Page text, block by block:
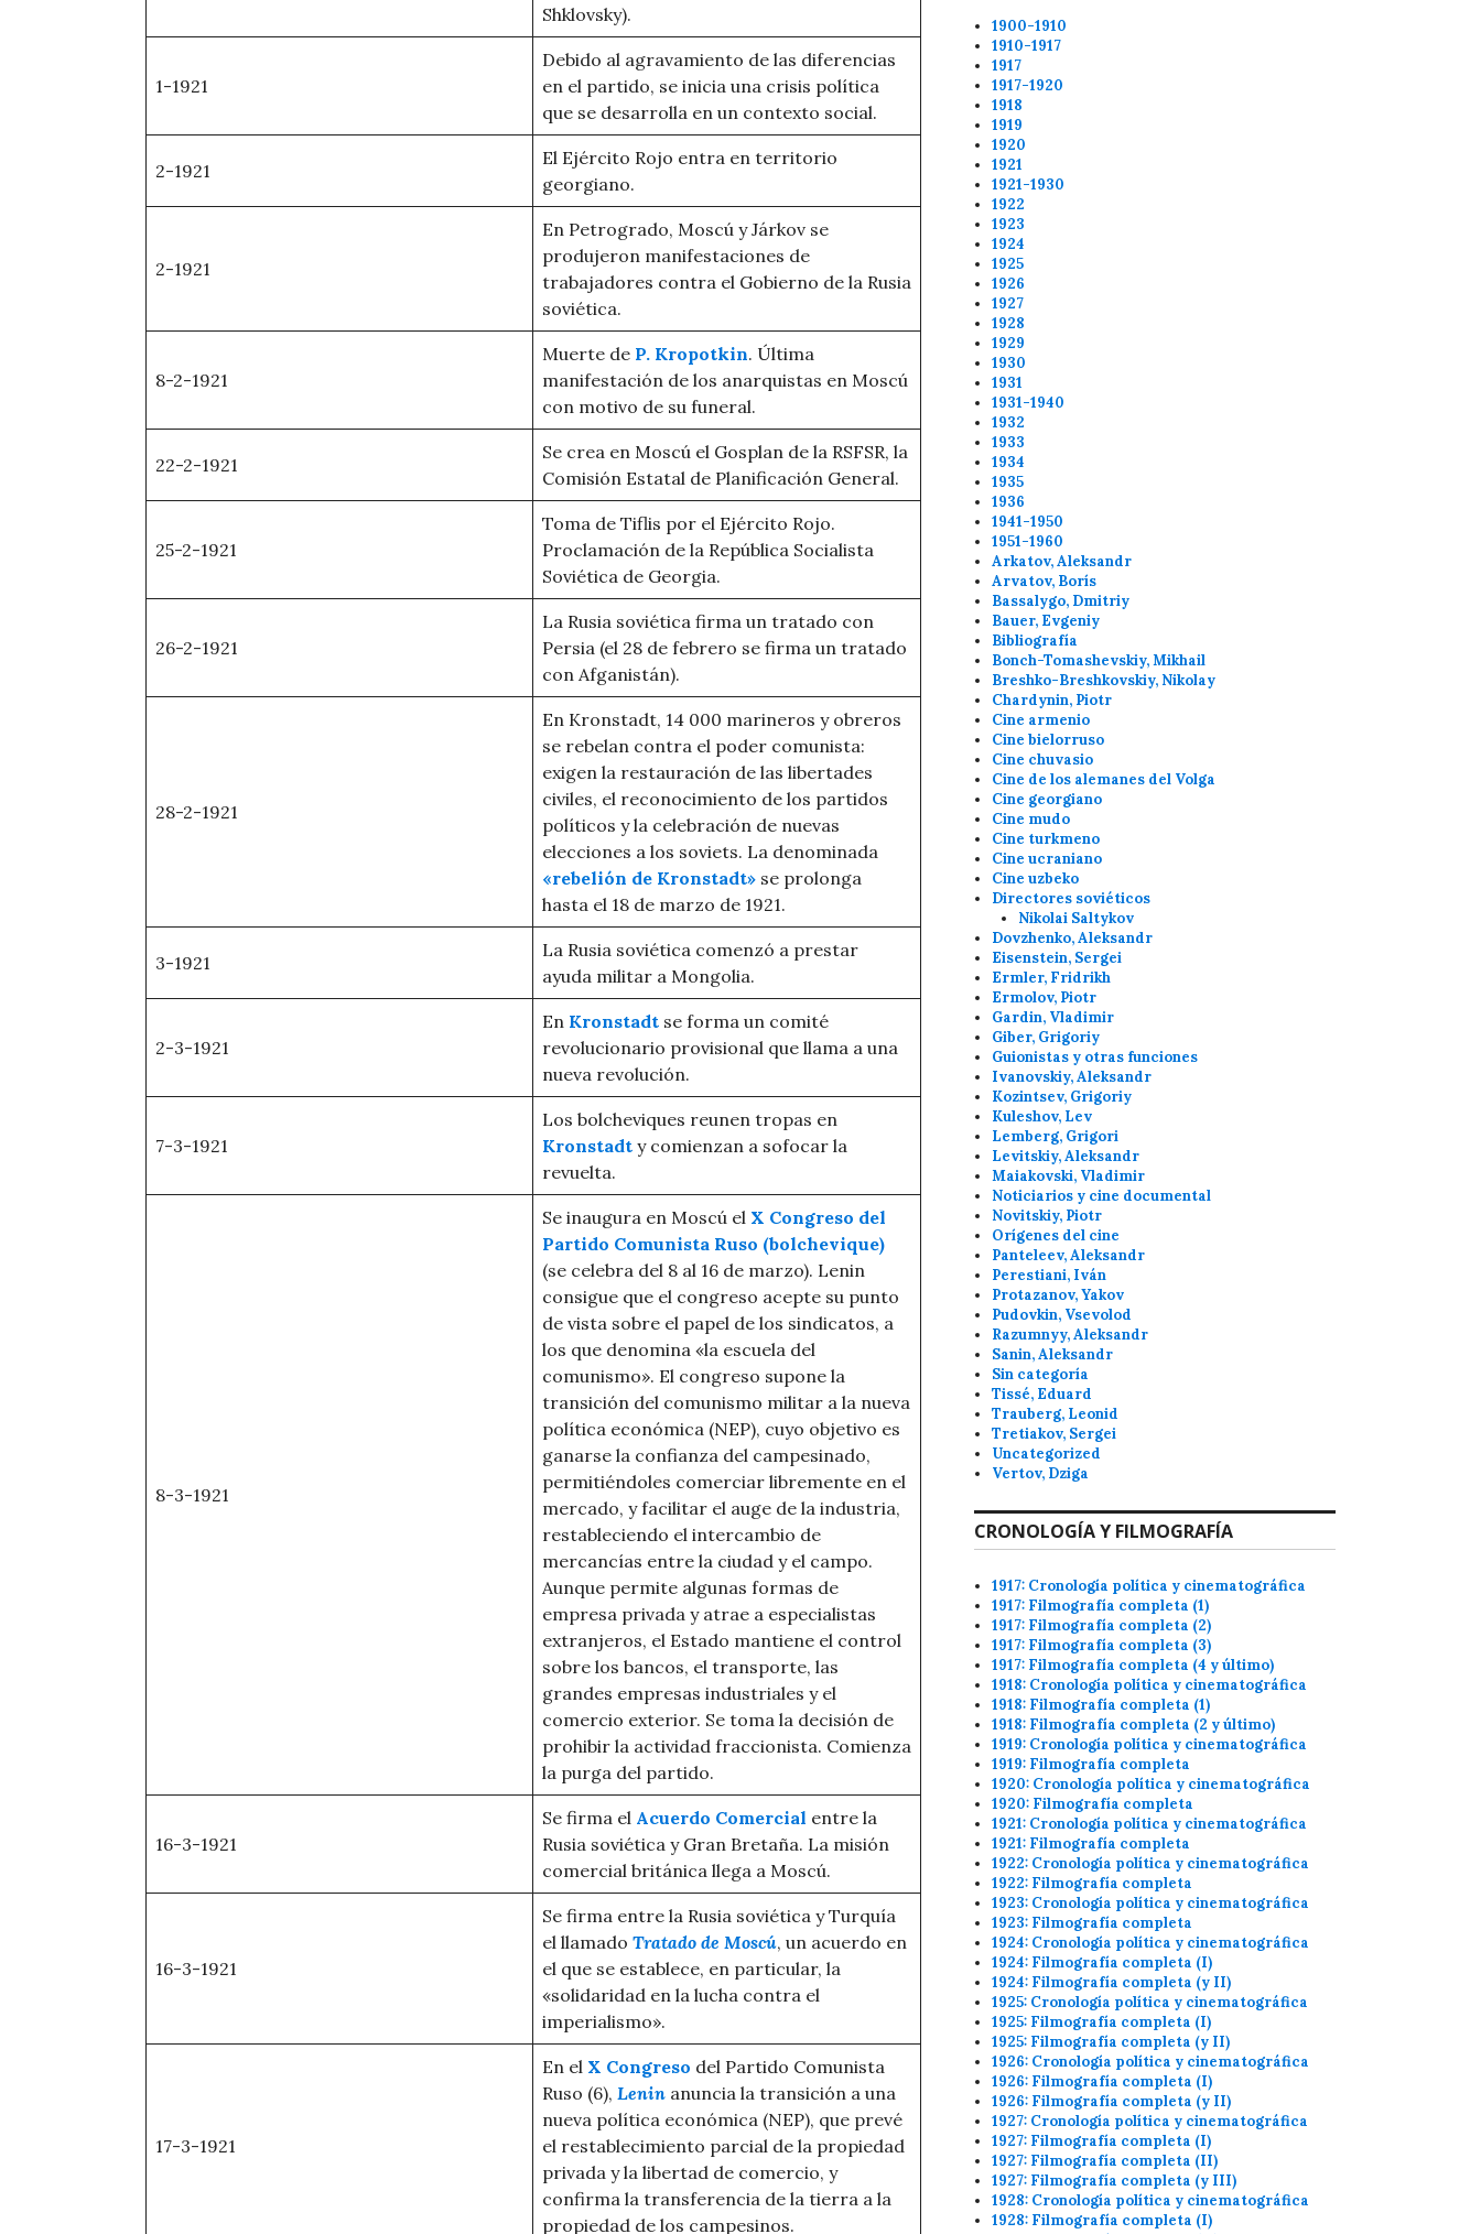
Shklovsky).
1-1921
Debido al agravamiento de las diferencias
en el partido, se inicia una crisis política
que se desarrolla en un contexto social.
2-1921
El Ejército Rojo entra en territorio
georgiano.
2-1921
En Petrogrado, Moscú y Járkov se
produjeron manifestaciones de
trabajadores contra el Gobierno de la Rusia
soviética.
8-2-1921
Muerte de P. Kropotkin. Última
manifestación de los anarquistas en Moscú
con motivo de su funeral.
22-2-1921
Se crea en Moscú el Gosplan de la RSFSR, la
Comisión Estatal de Planificación General.
25-2-1921
Toma de Tiflis por el Ejército Rojo.
Proclamación de la República Socialista
Soviética de Georgia.
26-2-1921
La Rusia soviética firma un tratado con
Persia (el 28 de febrero se firma un tratado
con Afganistán).
28-2-1921
En Kronstadt, 14 000 marineros y obreros
se rebelan contra el poder comunista:
exigen la restauración de las libertades
civiles, el reconocimiento de los partidos
políticos y la celebración de nuevas
elecciones a los soviets. La denominada
«rebelión de Kronstadt» se prolonga
hasta el 18 de marzo de 1921.
3-1921
La Rusia soviética comenzó a prestar
ayuda militar a Mongolia.
2-3-1921
En Kronstadt se forma un comité
revolucionario provisional que llama a una
nueva revolución.
7-3-1921
Los bolcheviques reunen tropas en
Kronstadt y comienzan a sofocar la
revuelta.
8-3-1921
Se inaugura en Moscú el X Congreso del
Partido Comunista Ruso (bolchevique)
(se celebra del 8 al 16 de marzo). Lenin
consigue que el congreso acepte su punto
de vista sobre el papel de los sindicatos, a
los que denomina «la escuela del
comunismo». El congreso supone la
transición del comunismo militar a la nueva
política económica (NEP), cuyo objetivo es
ganarse la confianza del campesinado,
permitiéndoles comerciar libremente en el
mercado, y facilitar el auge de la industria,
restableciendo el intercambio de
mercancías entre la ciudad y el campo.
Aunque permite algunas formas de
empresa privada y atrae a especialistas
extranjeros, el Estado mantiene el control
sobre los bancos, el transporte, las
grandes empresas industriales y el
comercio exterior. Se toma la decisión de
prohibir la actividad fraccionista. Comienza
la purga del partido.
16-3-1921
Se firma el Acuerdo Comercial entre la
Rusia soviética y Gran Bretaña. La misión
comercial británica llega a Moscú.
16-3-1921
Se firma entre la Rusia soviética y Turquía
el llamado Tratado de Moscú, un acuerdo en
el que se establece, en particular, la
«solidaridad en la lucha contra el
imperialismo».
17-3-1921
En el X Congreso del Partido Comunista
Ruso (6), Lenin anuncia la transición a una
nueva política económica (NEP), que prevé
el restablecimiento parcial de la propiedad
privada y la libertad de comercio, y
confirma la transferencia de la tierra a la
propiedad de los campesinos.
1900-1910
1910-1917
1917
1917-1920
1918
1919
1920
1921
1921-1930
1922
1923
1924
1925
1926
1927
1928
1929
1930
1931
1931-1940
1932
1933
1934
1935
1936
1941-1950
1951-1960
Arkatov, Aleksandr
Arvatov, Borís
Bassalygo, Dmitriy
Bauer, Evgeniy
Bibliografía
Bonch-Tomashevskiy, Mikhail
Breshko-Breshkovskiy, Nikolay
Chardynin, Piotr
Cine armenio
Cine bielorruso
Cine chuvasio
Cine de los alemanes del Volga
Cine georgiano
Cine mudo
Cine turkmeno
Cine ucraniano
Cine uzbeko
Directores soviéticos
Nikolai Saltykov
Dovzhenko, Aleksandr
Eisenstein, Sergei
Ermler, Fridrikh
Ermolov, Piotr
Gardin, Vladimir
Giber, Grigoriy
Guionistas y otras funciones
Ivanovskiy, Aleksandr
Kozintsev, Grigoriy
Kuleshov, Lev
Lemberg, Grigori
Levitskiy, Aleksandr
Maiakovski, Vladimir
Noticiarios y cine documental
Novitskiy, Piotr
Orígenes del cine
Panteleev, Aleksandr
Perestiani, Iván
Protazanov, Yakov
Pudovkin, Vsevolod
Razumnyy, Aleksandr
Sanin, Aleksandr
Sin categoría
Tissé, Eduard
Trauberg, Leonid
Tretiakov, Sergei
Uncategorized
Vertov, Dziga
CRONOLOGÍA Y FILMOGRAFÍA
1917: Cronología política y cinematográfica
1917: Filmografía completa (1)
1917: Filmografía completa (2)
1917: Filmografía completa (3)
1917: Filmografía completa (4 y último)
1918: Cronología política y cinematográfica
1918: Filmografía completa (1)
1918: Filmografía completa (2 y último)
1919: Cronología política y cinematográfica
1919: Filmografía completa
1920: Cronología política y cinematográfica
1920: Filmografía completa
1921: Cronología política y cinematográfica
1921: Filmografía completa
1922: Cronología política y cinematográfica
1922: Filmografía completa
1923: Cronología política y cinematográfica
1923: Filmografía completa
1924: Cronología política y cinematográfica
1924: Filmografía completa (I)
1924: Filmografía completa (y II)
1925: Cronología política y cinematográfica
1925: Filmografía completa (I)
1925: Filmografía completa (y II)
1926: Cronología política y cinematográfica
1926: Filmografía completa (I)
1926: Filmografía completa (y II)
1927: Cronología política y cinematográfica
1927: Filmografía completa (I)
1927: Filmografía completa (II)
1927: Filmografía completa (y III)
1928: Cronología política y cinematográfica
1928: Filmografía completa (I)